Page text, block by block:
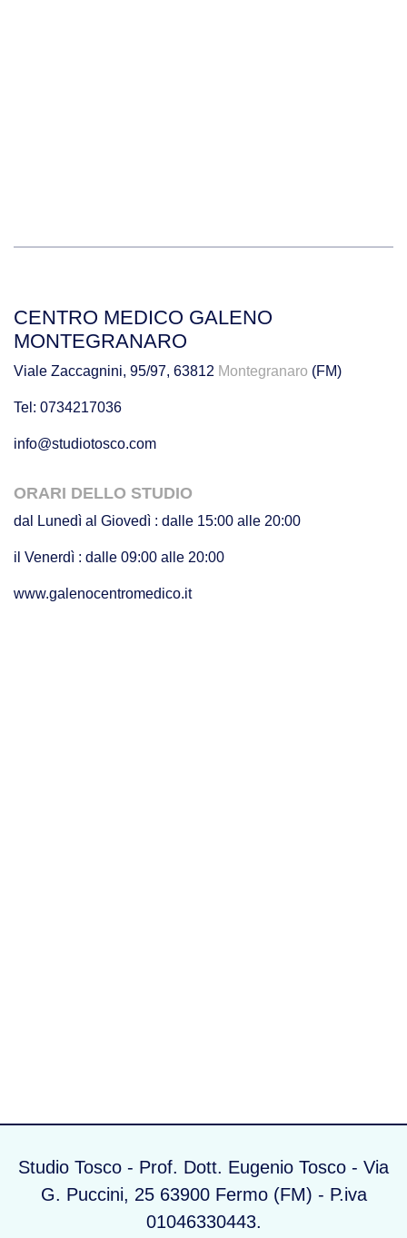
CENTRO MEDICO GALENO
MONTEGRANARO
Viale Zaccagnini, 95/97, 63812 Montegranaro (FM)
Tel: 0734217036
info@studiotosco.com
ORARI DELLO STUDIO
dal Lunedì al Giovedì : dalle 15:00 alle 20:00
il Venerdì : dalle 09:00 alle 20:00
www.galenocentromedico.it
Studio Tosco - Prof. Dott. Eugenio Tosco - Via
G. Puccini, 25 63900 Fermo (FM) - P.iva
01046330443.